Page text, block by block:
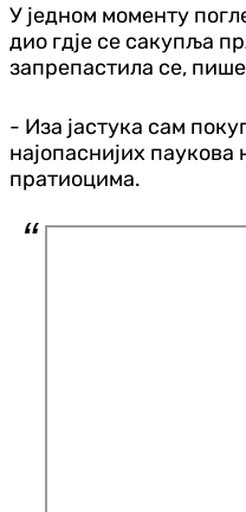
У једном моменту
дио гд‌је се сакупља
запрепастила се,
- Иза јастука сам
најопаснијих паукова
пратиоцима.